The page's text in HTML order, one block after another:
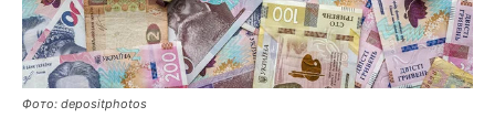
Курс валют
Ми в соц. мережах
Фото: depositphotos